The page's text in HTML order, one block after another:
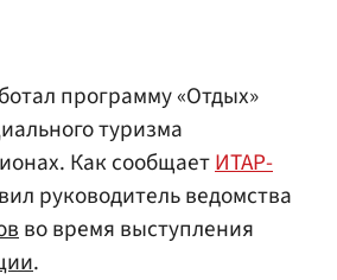
программу «Отдых»
туризма
Как сообщаетИТАР-
руководитель ведомства
во время выступления
.